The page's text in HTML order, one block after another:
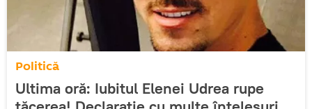
Politică
Ultima oră: Iubitul Elenei Udrea rupe